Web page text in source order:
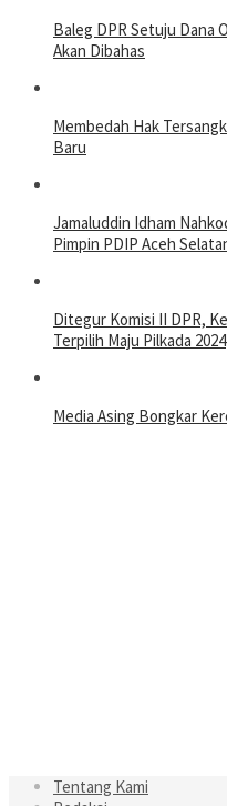
Baleg DPR Setuju Dana
Akan Dibahas
Membedah Hak
Baru
Jamaluddin Idham
Pimpin PDIP Aceh
Ditegur Komisi II DPR,
Terpilih Maju Pilkada 2024
Media Asing Bongkar
Tentang Kami